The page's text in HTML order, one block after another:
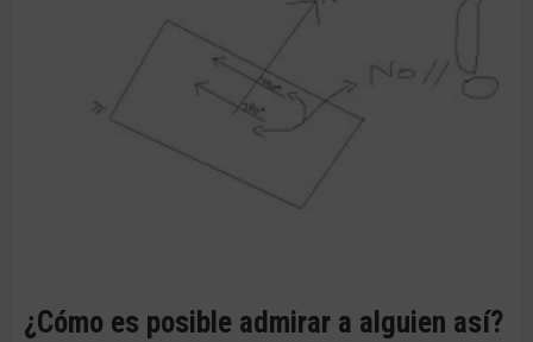
¿Cómo es posible admirar a alguien así?